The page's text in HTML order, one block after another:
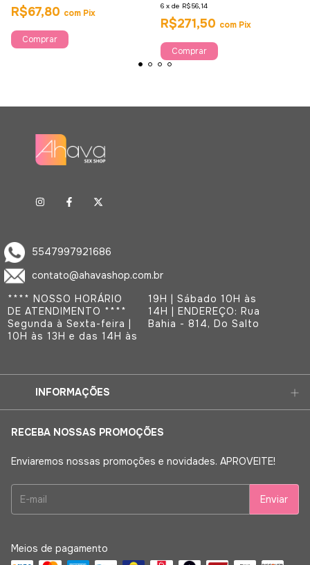
R$67,80 com Pix
6 x de R$56,14
R$271,50 com Pix
5547997921686
contato@ahavashop.com.br
**** NOSSO HORÁRIO
DE ATENDIMENTO ****
Segunda à Sexta-feira |
10H às 13H e das 14H às
19H | Sábado 10H às
14H | ENDEREÇO: Rua
Bahia - 814, Do Salto
INFORMAÇÕES
RECEBA NOSSAS PROMOÇÕES
Enviaremos nossas promoções e novidades. APROVEITE!
Meios de pagamento